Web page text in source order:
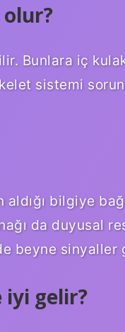
Bunlara iç
sistemi
bilgiye
da duyusal
beyne sinyaller
iyi gelir?